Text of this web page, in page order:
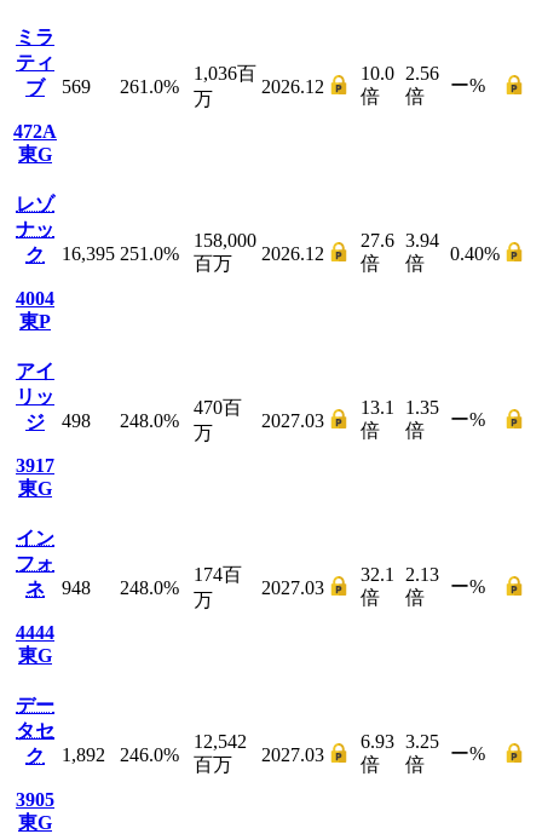
ミラ
ティ
ブ
472A
東G
569 261.0%
1,036百
万
2026.12
10.0
倍
2.56
倍
ー%
レゾ
ナッ
ク
4004
東P
16,395 251.0%
158,000
百万
2026.12
27.6
倍
3.94
倍
0.40%
アイ
リッ
ジ
3917
東G
498 248.0%
470百
万
2027.03
13.1
倍
1.35
倍
ー%
イン
フォ
ネ
4444
東G
948 248.0%
174百
万
2027.03
32.1
倍
2.13
倍
ー%
デー
タセ
ク
3905
東G
1,892 246.0%
12,542
百万
2027.03
6.93
倍
3.25
倍
ー%